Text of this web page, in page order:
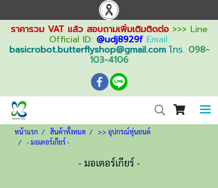
ราคารวม VAT แล้ว สอบถามเพิ่มเติมติดต่อ>>> Line
Official ID: @udj8929f Email:
basicrobot.butterflyshop@gmail.comโทร. 098-
103-4106
หน้าแรก สินค้าทั้งหมด
>> อุปกรณ์หุ่นยนต์
- มอเตอร์เกียร์ -
- มอเตอร์เกียร์ -